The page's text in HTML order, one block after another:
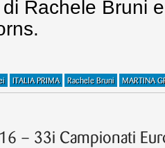
Rachele Bruni
ITALIA PRIMA Rachele Bruni MARTINA
– 33i Campionati